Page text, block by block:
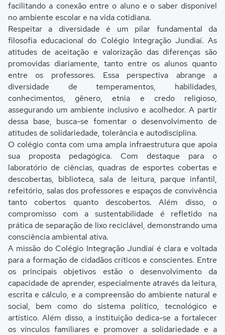
facilitando a conexão entre o aluno e o saber disponível
no ambiente escolar e na vida cotidiana.
Respeitar a diversidade é um pilar fundamental da
filosofia educacional do Colégio Integração Jundiaí. As
atitudes de aceitação e valorização das diferenças são
promovidas diariamente, tanto entre os alunos quanto
entre os professores. Essa perspectiva abrange a
diversidade de temperamentos, habilidades,
conhecimentos, gênero, etnia e credo religioso,
assegurando um ambiente inclusivo e acolhedor. A partir
dessa base, busca-se fomentar o desenvolvimento de
atitudes de solidariedade, tolerância e autodisciplina.
O colégio conta com uma ampla infraestrutura que apoia
sua proposta pedagógica. Com destaque para o
laboratório de ciências, quadras de esportes cobertas e
descobertas, biblioteca, sala de leitura, parque infantil,
refeitório, salas dos professores e espaços de convivência
tanto cobertos quanto descobertos. Além disso, o
compromisso com a sustentabilidade é refletido na
prática de separação de lixo reciclável, demonstrando uma
consciência ambiental ativa.
A missão do Colégio Integração Jundiaí é clara e voltada
para a formação de cidadãos críticos e conscientes. Entre
os principais objetivos estão o desenvolvimento da
capacidade de aprender, especialmente através da leitura,
escrita e cálculo, e a compreensão do ambiente natural e
social, bem como do sistema político, tecnológico e
artístico. Além disso, a instituição dedica-se a fortalecer
os vínculos familiares e promover a solidariedade e a